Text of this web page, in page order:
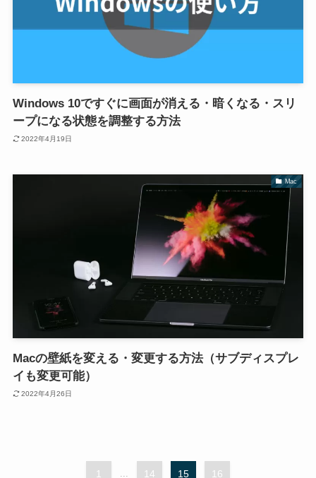
Windows 10ですぐに画面が消える・暗くなる・スリ
ープになる状態を調整する方法
2022年4月19日
Mac
Macの壁紙を変える・変更する方法（サブディスプレ
イも変更可能）
2022年4月26日
1 14 15 16